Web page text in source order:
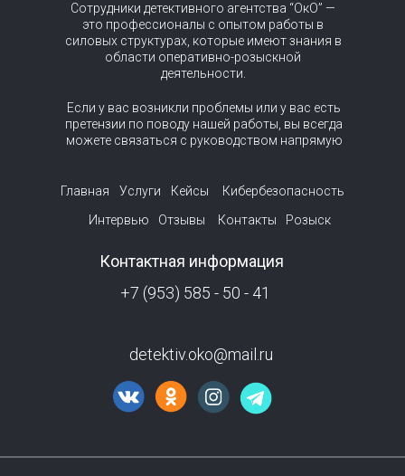
Главная Услуги Кейсы
Кибербезопасность
Интервью
Отзывы Контакты
detektiv.oko@mail.ru
+7 (953) 585 - 50 - 41
Сотрудники детективного агентства “ОкО” —
это профессионалы с опытом работы в
силовых структурах, которые имеют знания в
области оперативно-розыскной
деятельности.
Контактная информация
Если у вас возникли проблемы или у вас есть
претензии по поводу нашей работы, вы всегда
можете связаться с руководством напрямую
Розыск